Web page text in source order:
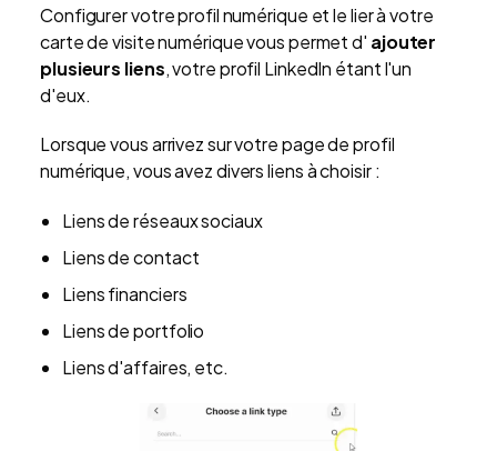
Configurer votre profil numérique et le lier à votre
carte de visite numérique vous permet d' ajouter
plusieurs liens, votre profil LinkedIn étant l'un
d'eux.
Lorsque vous arrivez sur votre page de profil
numérique, vous avez divers liens à choisir :
Liens de réseaux sociaux
Liens de contact
Liens financiers
Liens de portfolio
Liens d'affaires, etc.